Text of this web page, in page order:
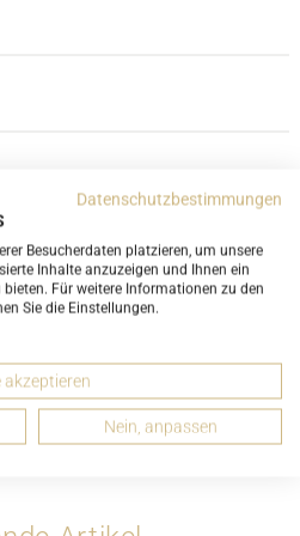
Datenschutzbestimmungen
Besucherdaten platzieren, um unsere
Inhalte anzuzeigen und Ihnen ein
Für weitere Informationen zu den
Sie die Einstellungen.
akzeptieren
Nein, anpassen